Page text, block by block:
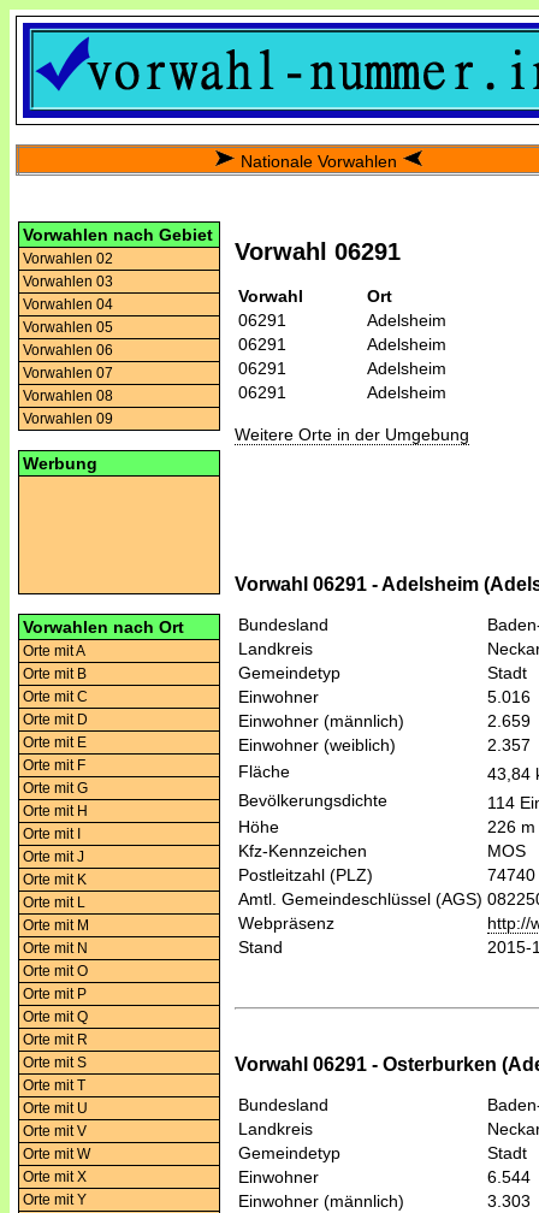
Nationale Vorwahlen
Vorwahlen nach Gebiet
Vorwahlen 02
Vorwahlen 03
Vorwahlen 04
Vorwahlen 05
Vorwahlen 06
Vorwahlen 07
Vorwahlen 08
Vorwahlen 09
Werbung
Vorwahlen nach Ort
Orte mit A
Orte mit B
Orte mit C
Orte mit D
Orte mit E
Orte mit F
Orte mit G
Orte mit H
Orte mit I
Orte mit J
Orte mit K
Orte mit L
Orte mit M
Orte mit N
Orte mit O
Orte mit P
Orte mit Q
Orte mit R
Orte mit S
Orte mit T
Orte mit U
Orte mit V
Orte mit W
Orte mit X
Orte mit Y
Vorwahl 06291
Vorwahl
Ort
06291
Adelsheim
06291
Adelsheim
06291
Adelsheim
06291
Adelsheim
Weitere Orte in der Umgebung
Vorwahl 06291 - Adelsheim
Bundesland
Landkreis
Gemeindetyp
Stadt
Einwohner
5.016
Einwohner (männlich)
2.659
Einwohner (weiblich)
2.357
Fläche
43,84
Bevölkerungsdichte
114
Höhe
226 m
Kfz-Kennzeichen
MOS
Postleitzahl (PLZ)
74740
Amtl. Gemeindeschlüssel (AGS)
Webpräsenz
http://
Stand
2015-
Vorwahl 06291 - Osterburken
Bundesland
Landkreis
Gemeindetyp
Stadt
Einwohner
6.544
Einwohner (männlich)
3.303